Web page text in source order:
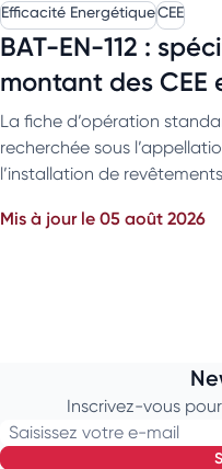
Efficacité EnergétiqueCEE
BAT-EN-112 :
montant des CEE
La fiche d’opération
recherchée sous
l’installation de
Mis à jour le 05 août 2026
Inscrivez-vous
Saisissez votre e-mail